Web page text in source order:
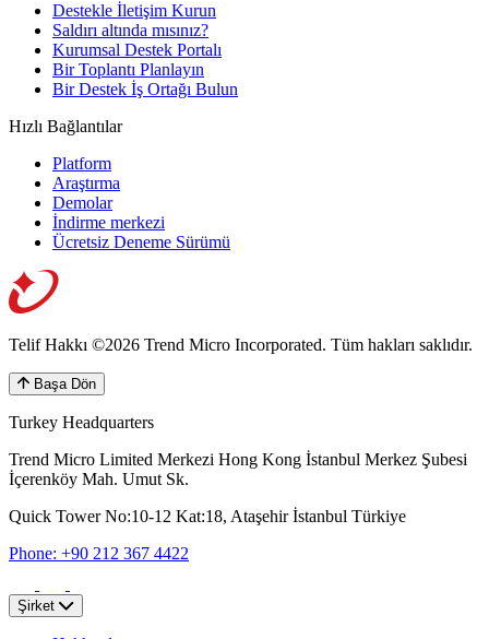
Destekle İletişim Kurun
Saldırı altında mısınız?
Kurumsal Destek Portalı
Bir Toplantı Planlayın
Bir Destek İş Ortağı Bulun
Hızlı Bağlantılar
Platform
Araştırma
Demolar
İndirme merkezi
Ücretsiz Deneme Sürümü
Telif Hakkı ©2026 Trend Micro Incorporated. Tüm hakları saklıdır.
Başa Dön
Turkey Headquarters
Trend Micro Limited Merkezi Hong Kong İstanbul Merkez Şubesi
İçerenköy Mah. Umut Sk.
Quick Tower No:10-12 Kat:18, Ataşehir İstanbul Türkiye
Phone: +90 212 367 4422
Şirket